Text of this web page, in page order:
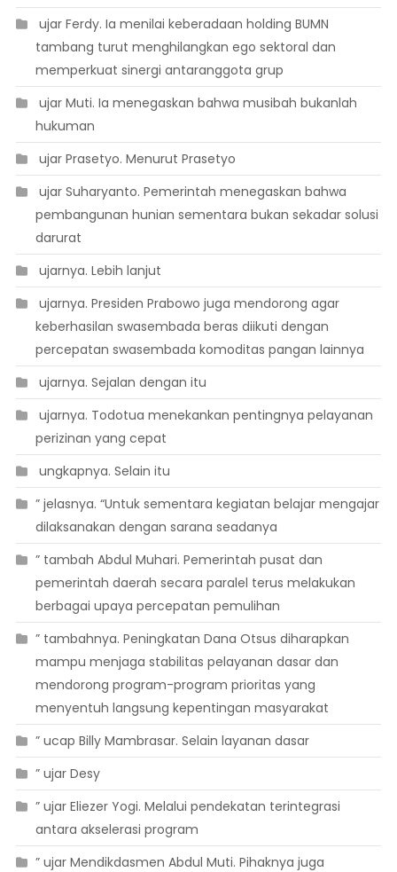
 ujar Ferdy. Ia menilai keberadaan holding BUMN
tambang turut menghilangkan ego sektoral dan
memperkuat sinergi antaranggota grup
 ujar Muti. Ia menegaskan bahwa musibah bukanlah
hukuman
 ujar Prasetyo. Menurut Prasetyo
 ujar Suharyanto. Pemerintah menegaskan bahwa
pembangunan hunian sementara bukan sekadar solusi
darurat
 ujarnya. Lebih lanjut
 ujarnya. Presiden Prabowo juga mendorong agar
keberhasilan swasembada beras diikuti dengan
percepatan swasembada komoditas pangan lainnya
 ujarnya. Sejalan dengan itu
 ujarnya. Todotua menekankan pentingnya pelayanan
perizinan yang cepat
 ungkapnya. Selain itu
” jelasnya. “Untuk sementara kegiatan belajar mengajar
dilaksanakan dengan sarana seadanya
” tambah Abdul Muhari. Pemerintah pusat dan
pemerintah daerah secara paralel terus melakukan
berbagai upaya percepatan pemulihan
” tambahnya. Peningkatan Dana Otsus diharapkan
mampu menjaga stabilitas pelayanan dasar dan
mendorong program-program prioritas yang
menyentuh langsung kepentingan masyarakat
” ucap Billy Mambrasar. Selain layanan dasar
” ujar Desy
” ujar Eliezer Yogi. Melalui pendekatan terintegrasi
antara akselerasi program
” ujar Mendikdasmen Abdul Muti. Pihaknya juga